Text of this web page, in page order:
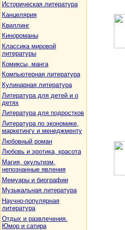
Историческая литература
Канцелярия
Квиллинг
Кинороманы
Классика мировой
литературы
Комиксы, манга
Компьютерная литература
Кулинарная литература
Литература для детей и о
детях
Литература для подростков
Литература по экономике,
маркетингу и менеджменту
Любовный роман
Любовь и эротика, красота
Магия, окультизм,
непознанные явления
Мемуары и биографии
Музыкальная литература
Научно-популярная
литература
Отдых и развлечения.
Юмор и сатира